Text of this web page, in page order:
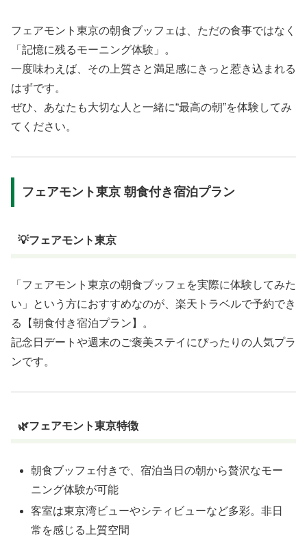
フェアモント東京の朝食ブッフェは、ただの食事ではなく
「記憶に残るモーニング体験」。
一度味わえば、その上質さと満足感にきっと惹き込まれる
はずです。
ぜひ、あなたも大切な人と一緒に“最高の朝”を体験してみ
てください。
フェアモント東京 朝食付き宿泊プラン
💡フェアモント東京
「フェアモント東京の朝食ブッフェを実際に体験してみた
い」という方におすすめなのが、楽天トラベルで予約でき
る【朝食付き宿泊プラン】。
記念日デートや週末のご褒美ステイにぴったりの人気プラ
ンです。
🌿フェアモント東京特徴
朝食ブッフェ付きで、宿泊当日の朝から贅沢なモー
ニング体験が可能
客室は東京湾ビューやシティビューなど多彩。非日
常を感じる上質空間